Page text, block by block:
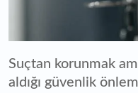
Suçtan korunmak
aldığı güvenlik